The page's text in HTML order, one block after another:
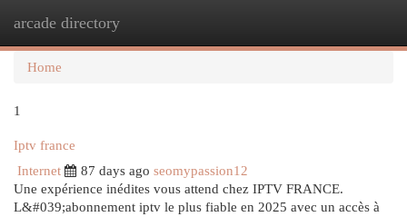
arcade directory
Home
1
Iptv france
Internet
87 days ago seomypassion12
Une expérience inédites vous attend chez IPTV FRANCE.
L&#039;abonnement iptv le plus fiable en 2025 avec un accès à